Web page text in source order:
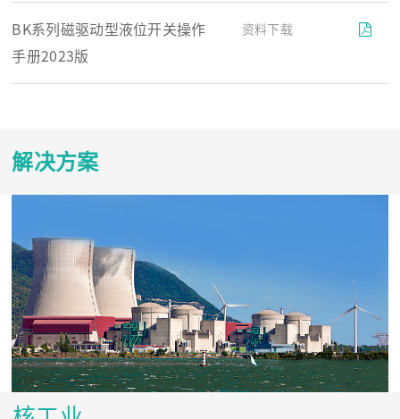
BK系列磁驱动型液位开关操作
手册2023版
资料下载
解决方案